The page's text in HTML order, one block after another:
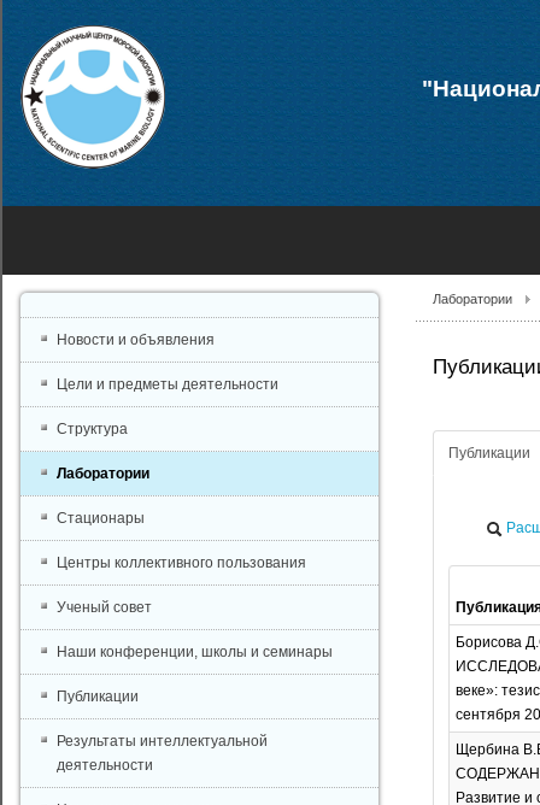
Лаборатории
Публикации
Борисова
веке»:
сентября
Щербина
Развитие и
Новости и объявления
Цели и предметы деятельности
Структура
Лаборатории
Стационары
Центры коллективного пользования
Ученый совет
Наши конференции, школы и семинары
Публикации
Результаты интеллектуальной
деятельности